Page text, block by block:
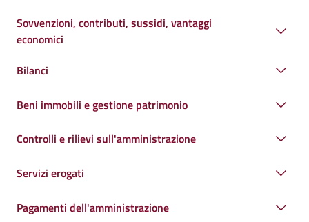
Sovvenzioni, contributi, sussidi, vantaggi
economici
Bilanci
Beni immobili e gestione patrimonio
Controlli e rilievi sull'amministrazione
Servizi erogati
Pagamenti dell'amministrazione